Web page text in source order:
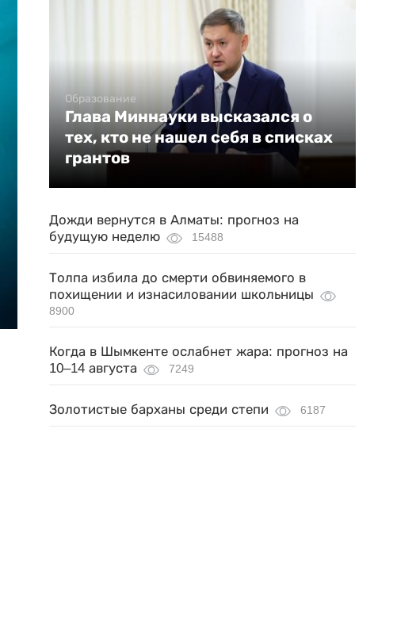
Образование
Глава Миннауки высказался о
тех, кто не нашел себя в списках
грантов
Дожди вернутся в Алматы: прогноз на
будущую неделю
15488
Толпа избила до смерти обвиняемого в
похищении и изнасиловании школьницы
8900
Когда в Шымкенте ослабнет жара: прогноз на
10–14 августа
7249
Золотистые барханы среди степи 6187